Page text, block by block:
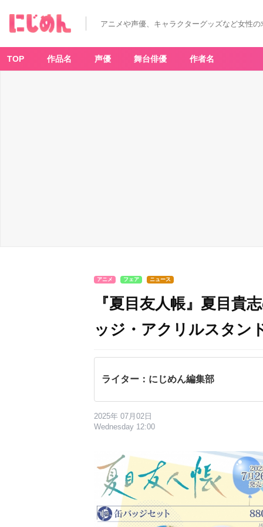
アニメや声優、キャラクターグッズなど女性
TOP 作品名 声優 舞台俳優 作者名
アニメ フェア ニュース
『夏目友人帳』夏目貴
ッジ・アクリルスタン
ライター：にじめん編集部
2025年 07月02日
Wednesday 12:00